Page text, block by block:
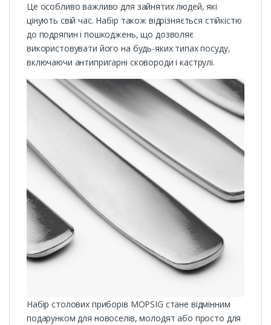
Це особливо важливо для зайнятих людей, які
цінують свій час. Набір також відрізняється стійкістю
до подряпин і пошкоджень, що дозволяє
використовувати його на будь-яких типах посуду,
включаючи антипригарні сковороди і каструлі.
Набір столових приборів MOPSIG стане відмінним
подарунком для новоселів, молодят або просто для